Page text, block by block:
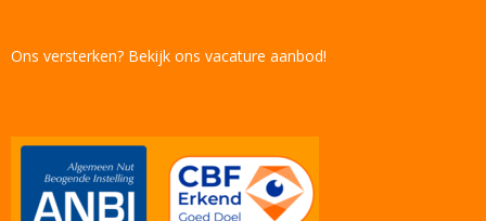
Ons versterken? Bekijk ons vacature aanbod!